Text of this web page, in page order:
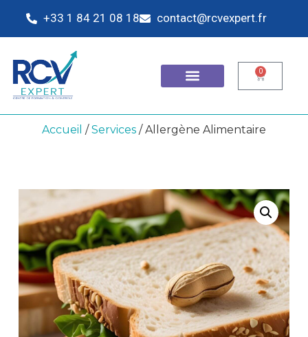
+33 1 84 21 08 18 contact@rcvexpert.fr
0
Accueil / Services / Allergène Alimentaire